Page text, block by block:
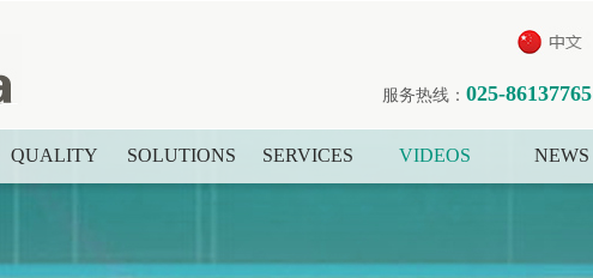
服务热线： 025-86137765
QUALITY SOLUTIONS SERVICES VIDEOS NEWS